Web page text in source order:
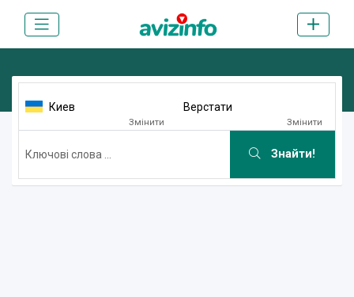
Киев
Змінити
Верстати
Змінити
Знайти!